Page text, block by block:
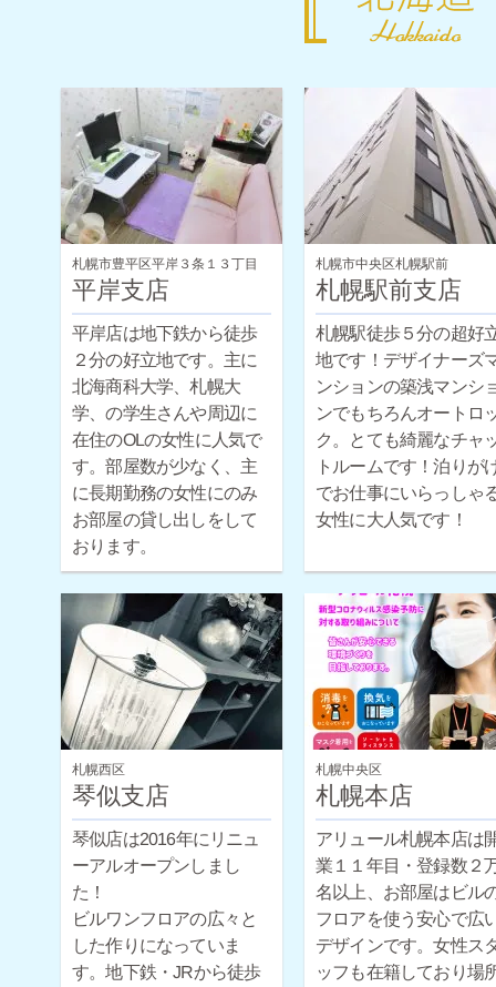
札幌市豊平区平岸３条１３丁目
平岸支店
平岸店は地下鉄から徒歩
２分の好立地です。主に
北海商科大学、札幌大
学、の学生さんや周辺に
在住のOLの女性に人気で
す。部屋数が少なく、主
に長期勤務の女性にのみ
お部屋の貸し出しをして
おります。
札幌市中央区札幌駅前
札幌駅前支店
札幌駅徒歩５分の超好
地です！デザイナーズ
ンションの築浅マンシ
ンでもちろんオートロ
ク。とても綺麗なチャ
トルームです！泊りが
でお仕事にいらっしゃ
女性に大人気です！
札幌西区
琴似支店
琴似店は2016年にリニュ
ーアルオープンしまし
た！
ビルワンフロアの広々と
した作りになっていま
す。地下鉄・JRから徒歩
札幌中央区
札幌本店
アリュール札幌本店は
業１１年目・登録数２
名以上、お部屋はビル
フロアを使う安心で広
デザインです。女性ス
ッフも在籍しており場